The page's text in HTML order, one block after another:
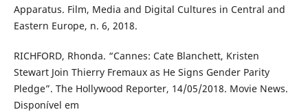
Apparatus. Film, Media and Digital Cultures in Central and
Eastern Europe, n. 6, 2018.
RICHFORD, Rhonda. “Cannes: Cate Blanchett, Kristen
Stewart Join Thierry Fremaux as He Signs Gender Parity
Pledge”. The Hollywood Reporter, 14/05/2018. Movie News.
Disponível em